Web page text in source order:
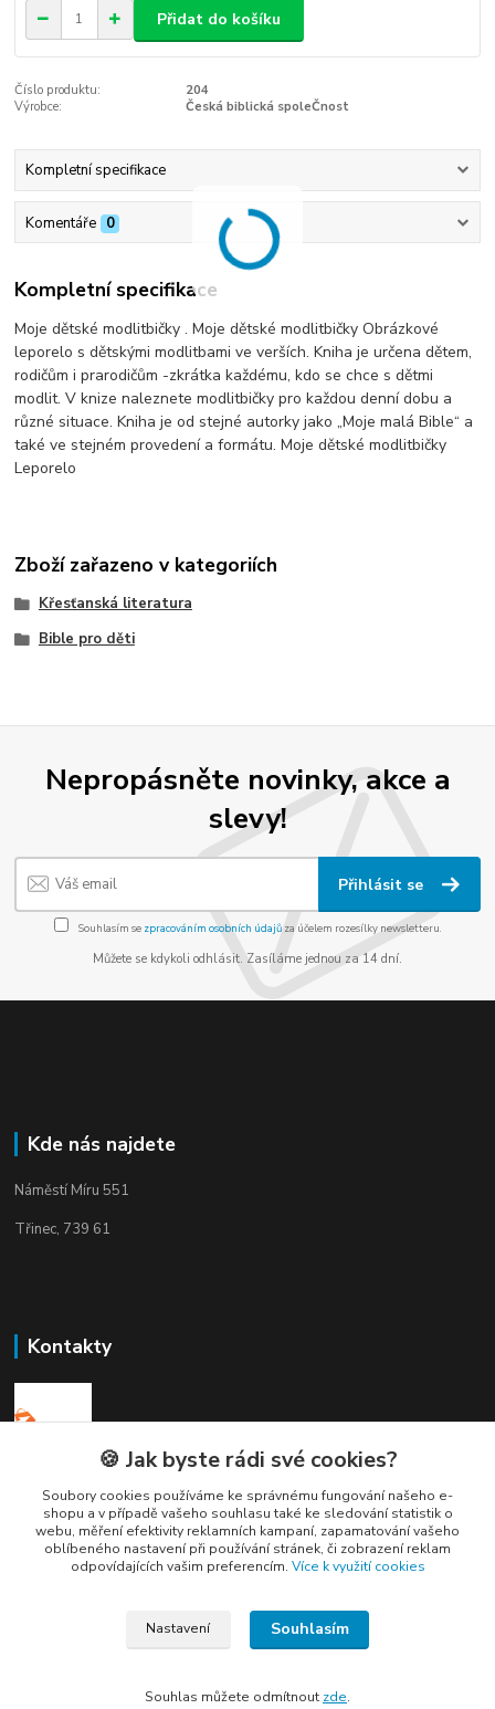
Přidat do košíku
Číslo produktu:
204
Výrobce:
Česká biblická spoleČnost
Kompletní specifikace
Komentáře 0
Kompletní specifikace
Moje dětské modlitbičky . Moje dětské modlitbičky Obrázkové
leporelo s dětskými modlitbami ve verších. Kniha je určena dětem,
rodičům i prarodičům -zkrátka každému, kdo se chce s dětmi
modlit. V knize naleznete modlitbičky pro každou denní dobu a
různé situace. Kniha je od stejné autorky jako „Moje malá Bible“ a
také ve stejném provedení a formátu. Moje dětské modlitbičky
Leporelo
Zboží zařazeno v kategoriích
Křesťanská literatura
Bible pro děti
Nepropásněte novinky, akce a
slevy!
Přihlásit se
Souhlasím se zpracováním osobních údajůza účelem rozesílky newsletteru.
Můžete se kdykoli odhlásit. Zasíláme jednou za 14 dní.
Kde nás najdete
Náměstí Míru 551
Třinec, 739 61
Kontakty
Elogos
Petr Nedvídek
+420 775688827 +420 737670415
🍪 Jak byste rádi své cookies?
Soubory cookies používáme ke správnému fungování našeho e-
shopu a v případě vašeho souhlasu také ke sledování statistik o
webu, měření efektivity reklamních kampaní, zapamatování vašeho
oblíbeného nastavení při používání stránek, či zobrazení reklam
odpovídajících vašim preferencím. Více k využití cookies
Nastavení Souhlasím
Souhlas můžete odmítnout zde.